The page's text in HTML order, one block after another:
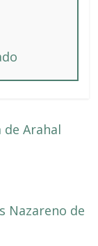
Arahal
Nazareno de